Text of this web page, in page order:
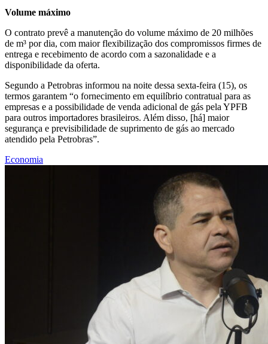
Volume máximo
O contrato prevê a manutenção do volume máximo de 20 milhões
de m³ por dia, com maior flexibilização dos compromissos firmes de
entrega e recebimento de acordo com a sazonalidade e a
disponibilidade da oferta.
Segundo a Petrobras informou na noite dessa sexta-feira (15), os
termos garantem “o fornecimento em equilíbrio contratual para as
empresas e a possibilidade de venda adicional de gás pela YPFB
para outros importadores brasileiros. Além disso, [há] maior
segurança e previsibilidade de suprimento de gás ao mercado
atendido pela Petrobras”.
Economia